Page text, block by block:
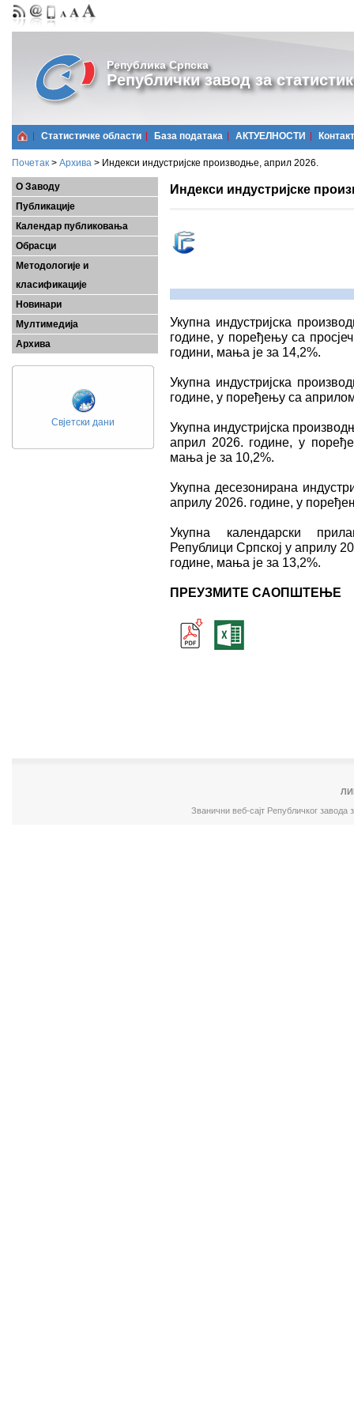
Република Српска
Републички завод за
Статистичке области Базa података АКТУЕЛНОСТИ Контакт
Почетак > Архива > Индекси индустријске производње, април 2026.
О Заводу
Публикације
Календар публиковања
Обрасци
Методологије и
класификације
Новинари
Мултимедија
Архива
Свјетски дани
Индекси индустријске
Укупна индустријска
године, у поређењу са
години, мања је за 14,2%.
Укупна индустријска
године, у поређењу са
Укупна индустријска
април 2026. године, у
мања је за 10,2%.
Укупна десезонирана
априлу 2026. године, у
Укупна календарски
Републици Српској у априлу
године, мања је за 13,2%.
ПРЕУЗМИТЕ САОПШТЕЊЕ
Званични веб-сајт Републичког